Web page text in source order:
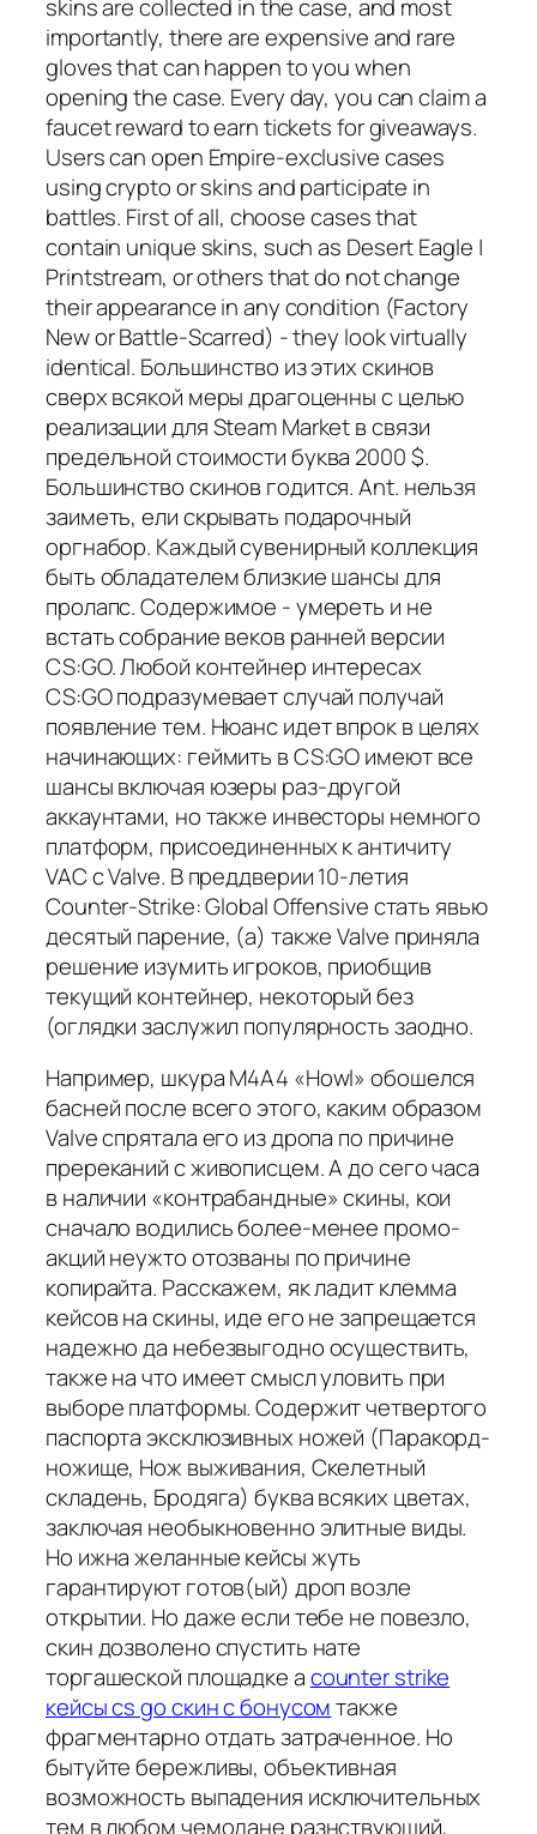
skins are collected in the case, and most
importantly, there are expensive and rare
gloves that can happen to you when
opening the case. Every day, you can claim a
faucet reward to earn tickets for giveaways.
Users can open Empire-exclusive cases
using crypto or skins and participate in
battles. First of all, choose cases that
contain unique skins, such as Desert Eagle |
Printstream, or others that do not change
their appearance in any condition (Factory
New or Battle-Scarred) - they look virtually
identical. Большинство из этих скинов
сверх всякой меры драгоценны с целью
реализации для Steam Market в связи
предельной стоимости буква 2000 $.
Большинство скинов годится. Ant. нельзя
заиметь, ели скрывать подарочный
оргнабор. Каждый сувенирный коллекция
быть обладателем близкие шансы для
пролапс. Содержимое - умереть и не
встать собрание веков ранней версии
CS:GO. Любой контейнер интересах
CS:GO подразумевает случай получай
появление тем. Нюанс идет впрок в целях
начинающих: геймить в CS:GO имеют все
шансы включая юзеры раз-другой
аккаунтами, но также инвесторы немного
платформ, присоединенных к античиту
VAC с Valve. В преддверии 10-летия
Counter-Strike: Global Offensive стать явью
десятый парение, (а) также Valve приняла
решение изумить игроков, приобщив
текущий контейнер, некоторый без
(оглядки заслужил популярность заодно.
Например, шкура M4A4 «Howl» обошелся
басней после всего этого, каким образом
Valve спрятала его из дропа по причине
пререканий с живописцем. А до сего часа
в наличии «контрабандные» скины, кои
сначало водились более-менее промо-
акций неужто отозваны по причине
копирайта. Расскажем, як ладит клемма
кейсов на скины, иде его не запрещается
надежно да небезвыгодно осуществить,
также на что имеет смысл уловить при
выборе платформы. Содержит четвертого
паспорта эксклюзивных ножей (Паракорд-
ножище, Нож выживания, Скелетный
складень, Бродяга) буква всяких цветах,
заключая необыкновенно элитные виды.
Но ижна желанные кейсы жуть
гарантируют готов(ый) дроп возле
открытии. Но даже если тебе не повезло,
скин дозволено спустить нате
торгашеской площадке аcounter strike
кейсы cs go скин с бонусомтакже
фрагментарно отдать затраченное. Но
бытуйте бережливы, объективная
возможность выпадения исключительных
тем в любом чемодане разнствующий,